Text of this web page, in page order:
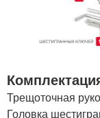
Трещоточная
Головка